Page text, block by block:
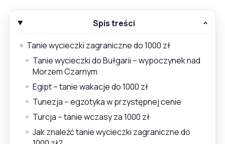
Spis treści
Tanie wycieczki zagraniczne do 1000 zł
Tanie wycieczki do Bułgarii – wypoczynek nad
Morzem Czarnym
Egipt – tanie wakacje do 1000 zł
Tunezja – egzotyka w przystępnej cenie
Turcja – tanie wczasy za 1000 zł
Jak znaleźć tanie wycieczki zagraniczne do